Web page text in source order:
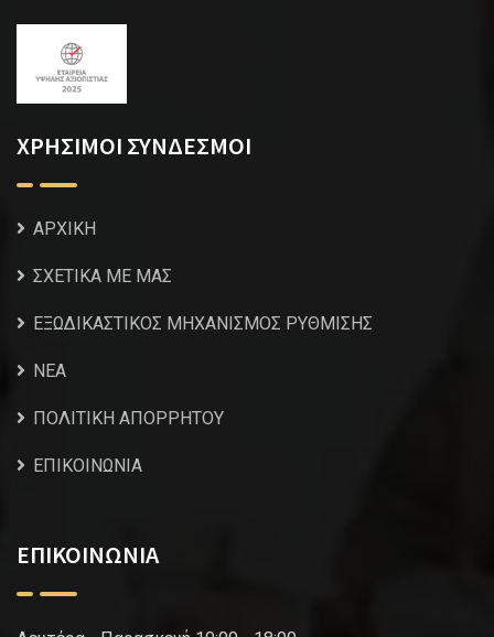
ΧΡΗΣΙΜΟΙ ΣΥΝΔΕΣΜΟΙ
ΑΡΧΙΚΗ
ΣΧΕΤΙΚΑ ΜΕ ΜΑΣ
ΕΞΩΔΙΚΑΣΤΙΚΟΣ ΜΗΧΑΝΙΣΜΟΣ ΡΥΘΜΙΣΗΣ
NEA
ΠΟΛΙΤΙΚΗ ΑΠΟΡΡΗΤΟΥ
ΕΠΙΚΟΙΝΩΝΙΑ
ΕΠΙΚΟΙΝΩΝΙΑ